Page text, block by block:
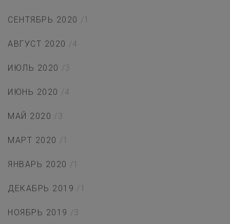
СЕНТЯБРЬ 2020 /1
АВГУСТ 2020 /4
ИЮЛЬ 2020 /3
ИЮНЬ 2020 /4
МАЙ 2020 /3
МАРТ 2020 /1
ЯНВАРЬ 2020 /1
ДЕКАБРЬ 2019 /1
НОЯБРЬ 2019 /3